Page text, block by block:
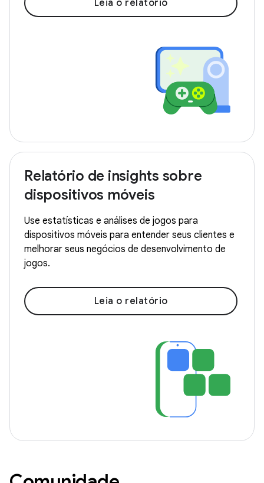
Leia o relatório
Relatório de insights sobre
dispositivos móveis
Use estatísticas e análises de jogos para
dispositivos móveis para entender seus clientes e
melhorar seus negócios de desenvolvimento de
jogos.
Leia o relatório